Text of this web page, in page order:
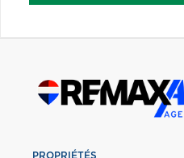
PROPRIÉTÉS